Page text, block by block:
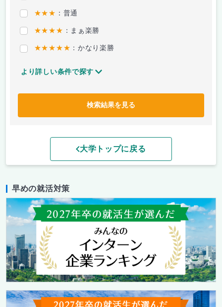
★★★ ：普通
★★★★ ：まぁ楽勝
★★★★★ ：かなり楽勝
より詳しい条件で探す
検索結果を見る
大学トップに戻る
早めの就活対策